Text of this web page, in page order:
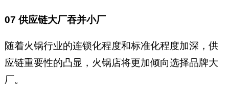
07 供应链大厂吞并小厂
随着火锅行业的连锁化程度和标准化程度加深，供
应链重要性的凸显，火锅店将更加倾向选择品牌大
厂。